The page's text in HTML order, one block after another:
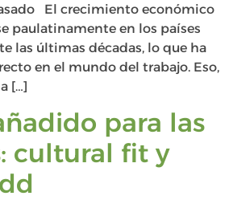
El crecimiento económico
paulatinamente en los países
las últimas décadas, lo que ha
en el mundo del trabajo. Eso,
[…]
para las
cultural fit y